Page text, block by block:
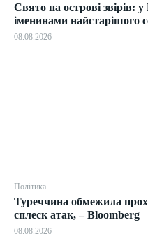
Свято на острові звірів:
іменинами
08.08.2026
Політика
Туреччина обмежила
сплеск атак, – Bloomberg
08.08.2026